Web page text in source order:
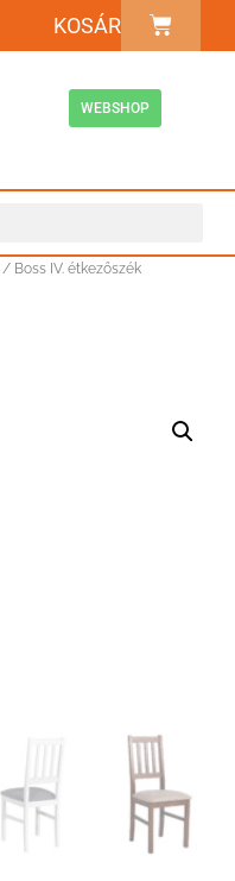
KOSÁR
WEBSHOP
/ Boss IV. étkezőszék